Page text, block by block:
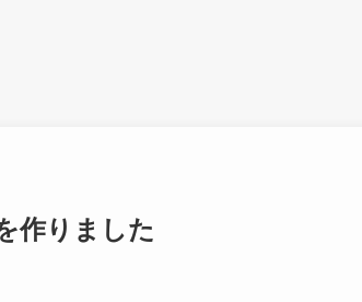
作りました